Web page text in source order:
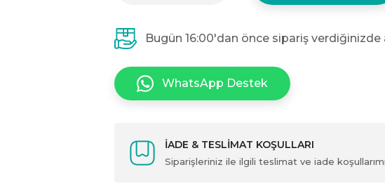
Bugün 16:00'dan önce sipariş verdiğinizde
WhatsApp Destek
İADE & TESLİMAT KOŞULLARI
Siparişleriniz ile ilgili teslimat ve iade